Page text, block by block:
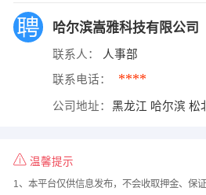
哈尔滨嵩雅科技有限公司
联系人： 人事部
联系电话： ****
公司地址： 黑龙江 哈尔滨 松
温馨提示
1、本平台仅供信息发布，不会收取押金、保证